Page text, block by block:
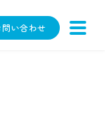
問い合わせ